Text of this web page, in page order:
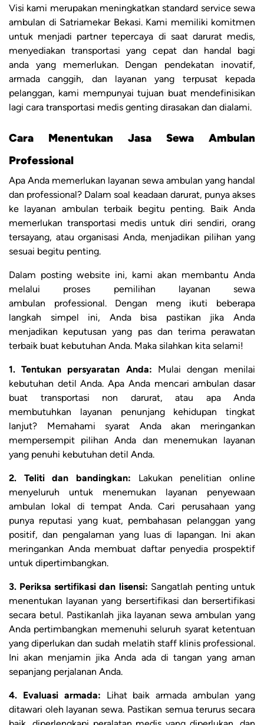
Visi kami merupakan meningkatkan standard service sewa
ambulan di Satriamekar Bekasi. Kami memiliki komitmen
untuk menjadi partner tepercaya di saat darurat medis,
menyediakan transportasi yang cepat dan handal bagi
anda yang memerlukan. Dengan pendekatan inovatif,
armada canggih, dan layanan yang terpusat kepada
pelanggan, kami mempunyai tujuan buat mendefinisikan
lagi cara transportasi medis genting dirasakan dan dialami.
Cara Menentukan Jasa Sewa Ambulan
Professional
Apa Anda memerlukan layanan sewa ambulan yang handal
dan professional? Dalam soal keadaan darurat, punya akses
ke layanan ambulan terbaik begitu penting. Baik Anda
memerlukan transportasi medis untuk diri sendiri, orang
tersayang, atau organisasi Anda, menjadikan pilihan yang
sesuai begitu penting.
Dalam posting website ini, kami akan membantu Anda
melalui proses pemilihan layanan sewa
ambulan professional. Dengan meng ikuti beberapa
langkah simpel ini, Anda bisa pastikan jika Anda
menjadikan keputusan yang pas dan terima perawatan
terbaik buat kebutuhan Anda. Maka silahkan kita selami!
1. Tentukan persyaratan Anda: Mulai dengan menilai
kebutuhan detil Anda. Apa Anda mencari ambulan dasar
buat transportasi non darurat, atau apa Anda
membutuhkan layanan penunjang kehidupan tingkat
lanjut? Memahami syarat Anda akan meringankan
mempersempit pilihan Anda dan menemukan layanan
yang penuhi kebutuhan detil Anda.
2. Teliti dan bandingkan: Lakukan penelitian online
menyeluruh untuk menemukan layanan penyewaan
ambulan lokal di tempat Anda. Cari perusahaan yang
punya reputasi yang kuat, pembahasan pelanggan yang
positif, dan pengalaman yang luas di lapangan. Ini akan
meringankan Anda membuat daftar penyedia prospektif
untuk dipertimbangkan.
3. Periksa sertifikasi dan lisensi: Sangatlah penting untuk
menentukan layanan yang bersertifikasi dan bersertifikasi
secara betul. Pastikanlah jika layanan sewa ambulan yang
Anda pertimbangkan memenuhi seluruh syarat ketentuan
yang diperlukan dan sudah melatih staff klinis professional.
Ini akan menjamin jika Anda ada di tangan yang aman
sepanjang perjalanan Anda.
4. Evaluasi armada: Lihat baik armada ambulan yang
ditawari oleh layanan sewa. Pastikan semua terurus secara